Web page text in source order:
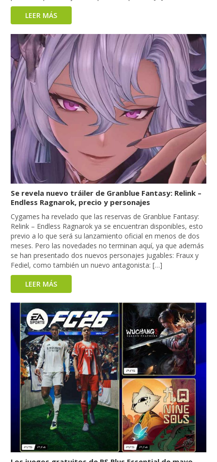
LEER MÁS
Se revela nuevo tráiler de Granblue Fantasy: Relink –
Endless Ragnarok, precio y personajes
Cygames ha revelado que las reservas de Granblue Fantasy:
Relink – Endless Ragnarok ya se encuentran disponibles, esto
previo a lo que será su lanzamiento oficial en menos de dos
meses. Pero las novedades no terminan aquí, ya que además
se han presentado dos nuevos personajes jugables: Fraux y
Fediel, como también un nuevo antagonista: […]
LEER MÁS